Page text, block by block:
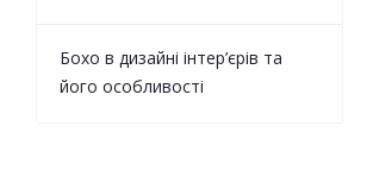
Бохо в дизайні інтер’єрів та
його особливості